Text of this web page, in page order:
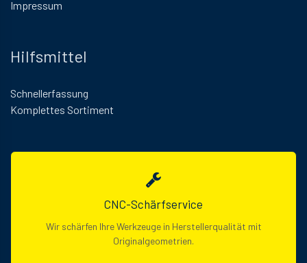
Impressum
Hilfsmittel
Schnellerfassung
Komplettes Sortiment
CNC-Schärfservice
Wir schärfen Ihre Werkzeuge in Herstellerqualität mit
Originalgeometrien.